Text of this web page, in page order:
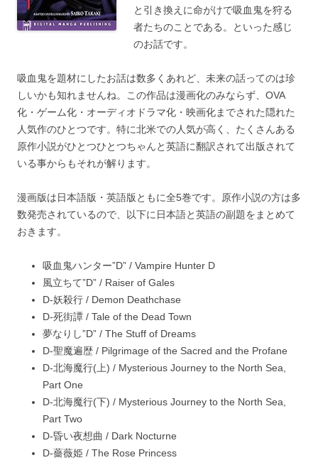
と引き換えに命がけで吸血鬼を狩る
者たちのことである。といった感じ
のお話です。
吸血鬼を題材にしたお話は数多くあれど、未来の話ってのは珍
しいかも知れませんね。この作品は漫画化のみならず、OVA
化・ゲーム化・オーディオドラマ化・映画化までされた隠れた
人気作のひとつです。特に北米での人気が高く、たくさんある
原作小説がひとつひとつちゃんと英語に翻訳されて出版されて
いる事からもそれが解ります。
漫画版は日本語版・英語版ともに全5巻です。原作小説の方は多
数発売されているので、以下に日本語と英語の副題をまとめて
おきます。
吸血鬼ハンター”D” / Vampire Hunter D
風立ちて”D” / Raiser of Gales
D-妖殺行 / Demon Deathchase
D-死街譚 / Tale of the Dead Town
夢なりし”D” / The Stuff of Dreams
D-聖魔遍歴 / Pilgrimage of the Sacred and the Profane
D-北海魔行(上) / Mysterious Journey to the North Sea,
Part One
D-北海魔行(下) / Mysterious Journey to the North Sea,
Part Two
D-昏い夜想曲 / Dark Nocturne
D-薔薇姫 / The Rose Princess